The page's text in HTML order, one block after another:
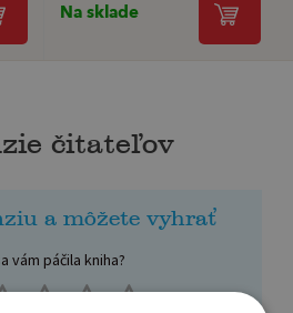
Na sklade
čitateľov
a môžete vyhrať
vám páčila kniha?